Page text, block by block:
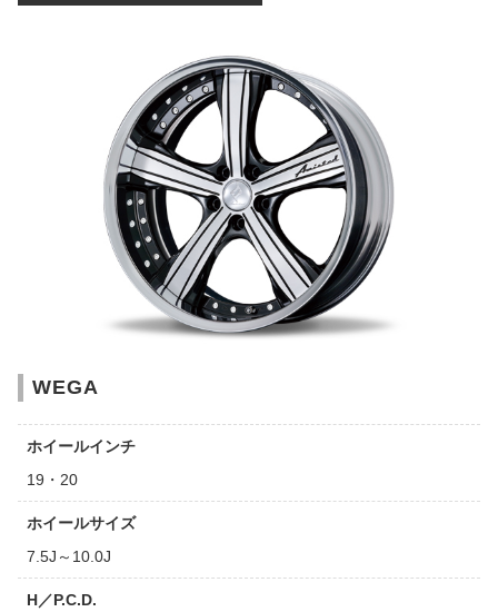
WEGA
ホイールインチ
19・20
ホイールサイズ
7.5J～10.0J
H／P.C.D.